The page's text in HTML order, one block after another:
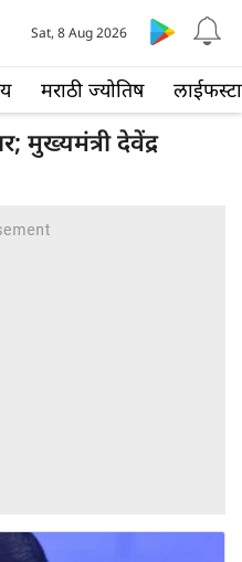
मराठी ज्योतिष
Sat, 8 Aug 2026
मुख्यमंत्री देवेंद्र